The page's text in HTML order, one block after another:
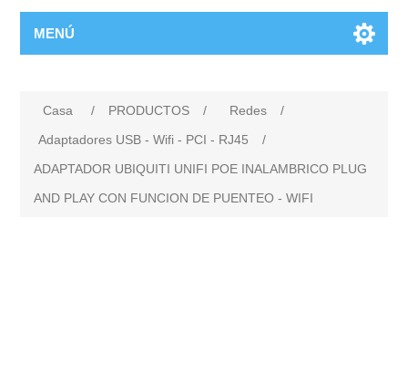
MENÚ
Casa / PRODUCTOS / Redes
/
Adaptadores USB - Wifi - PCI - RJ45
/
ADAPTADOR UBIQUITI UNIFI POE INALAMBRICO PLUG
AND PLAY CON FUNCION DE PUENTEO - WIFI